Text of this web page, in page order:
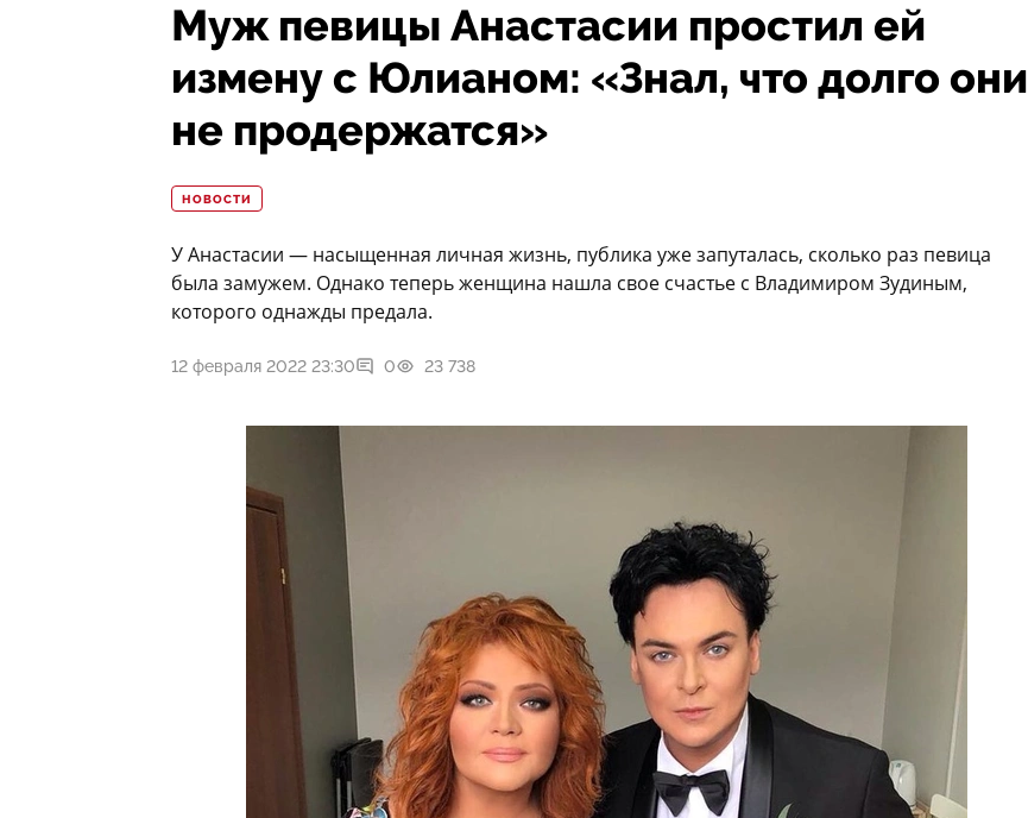
Муж певицы Анастасии простил ей
измену с Юлианом: «Знал, что долго они
не продержатся»
НОВОСТИ
У Анастасии — насыщенная личная жизнь, публика уже запуталась, сколько раз певица
была замужем. Однако теперь женщина нашла свое счастье с Владимиром Зудиным,
которого однажды предала.
12 февраля 2022 23:30 0 23 738